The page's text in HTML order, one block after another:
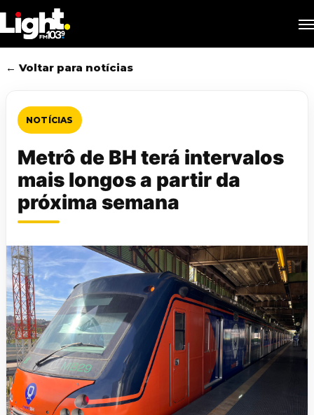
to
main
content
← Voltar para notícias
NOTÍCIAS
Metrô de BH terá intervalos
mais longos a partir da
próxima semana